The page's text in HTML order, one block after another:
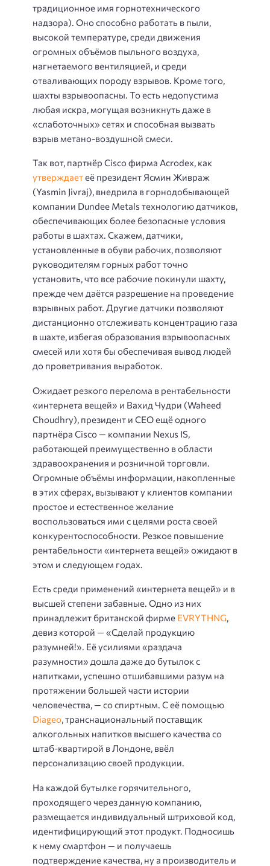
традиционное имя горнотехнического
надзора). Оно способно работать в пыли,
высокой температуре, среди движения
огромных объёмов пыльного воздуха,
нагнетаемого вентиляцией, и среди
отваливающих породу взрывов. Кроме того,
шахты взрывоопасны. То есть недопустима
любая искра, могущая возникнуть даже в
«слаботочных» сетях и способная вызвать
взрыв метано-воздушной смеси.
Так вот, партнёр Cisco фирма Acrodex, как
утверждаетеё президент Ясмин Живраж
(Yasmin Jivraj), внедрила в горнодобывающей
компании Dundee Metals технологию датчиков,
обеспечивающих более безопасные условия
работы в шахтах. Скажем, датчики,
установленные в обуви рабочих, позволяют
руководителям горных работ точно
установить, что все рабочие покинули шахту,
прежде чем даётся разрешение на проведение
взрывных работ. Другие датчики позволяют
дистанционно отслеживать концентрацию газа
в шахте, избегая образования взрывоопасных
смесей или хотя бы обеспечивая вывод людей
до проветривания выработок.
Ожидает резкого перелома в рентабельности
«интернета вещей» и Вахид Чудри (Waheed
Choudhry), президент и CEO ещё одного
партнёра Cisco — компании Nexus IS,
работающей преимущественно в области
здравоохранения и розничной торговли.
Огромные объёмы информации, накопленные
в этих сферах, вызывают у клиентов компании
простое и естественное желание
воспользоваться ими с целями роста своей
конкурентоспособности. Резкое повышение
рентабельности «интернета вещей» ожидают в
этом и следующем годах.
Есть среди применений «интернета вещей» и в
высшей степени забавные. Одно из них
принадлежит британской фирме EVRYTHNG,
девиз которой — «Сделай продукцию
разумней!». Её усилиями «раздача
разумности» дошла даже до бутылок с
напитками, успешно отшибавшими разум на
протяжении большей части истории
человечества, — со спиртным. С её помощью
Diageo, транснациональный поставщик
алкогольных напитков высшего качества со
штаб-квартирой в Лондоне, ввёл
персонализацию своей продукции.
На каждой бутылке горячительного,
проходящего через данную компанию,
размещается индивидуальный штриховой код,
идентифицирующий этот продукт. Подносишь
к нему смартфон — и получаешь
подтверждение качества, ну а производитель и